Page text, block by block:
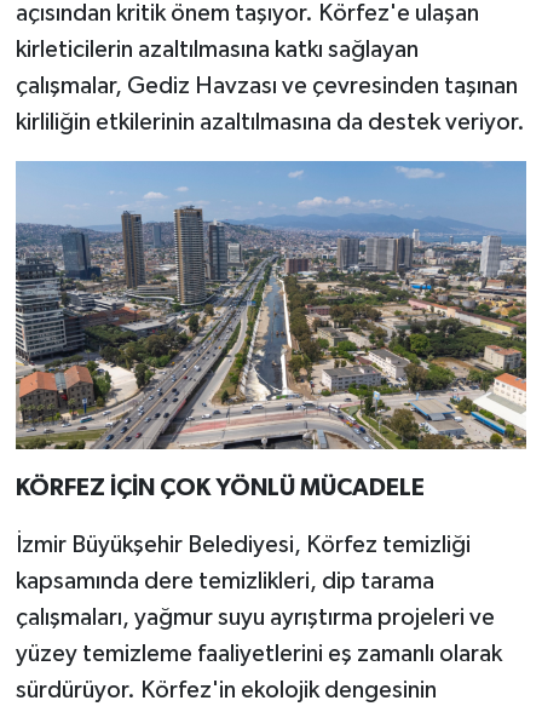
açısından kritik önem taşıyor. Körfez'e ulaşan
kirleticilerin azaltılmasına katkı sağlayan
çalışmalar, Gediz Havzası ve çevresinden taşınan
kirliliğin etkilerinin azaltılmasına da destek veriyor.
KÖRFEZ İÇİN ÇOK YÖNLÜ MÜCADELE
İzmir Büyükşehir Belediyesi, Körfez temizliği
kapsamında dere temizlikleri, dip tarama
çalışmaları, yağmur suyu ayrıştırma projeleri ve
yüzey temizleme faaliyetlerini eş zamanlı olarak
sürdürüyor. Körfez'in ekolojik dengesinin